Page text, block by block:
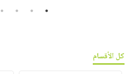
1
2
3
4
كل الأقسام